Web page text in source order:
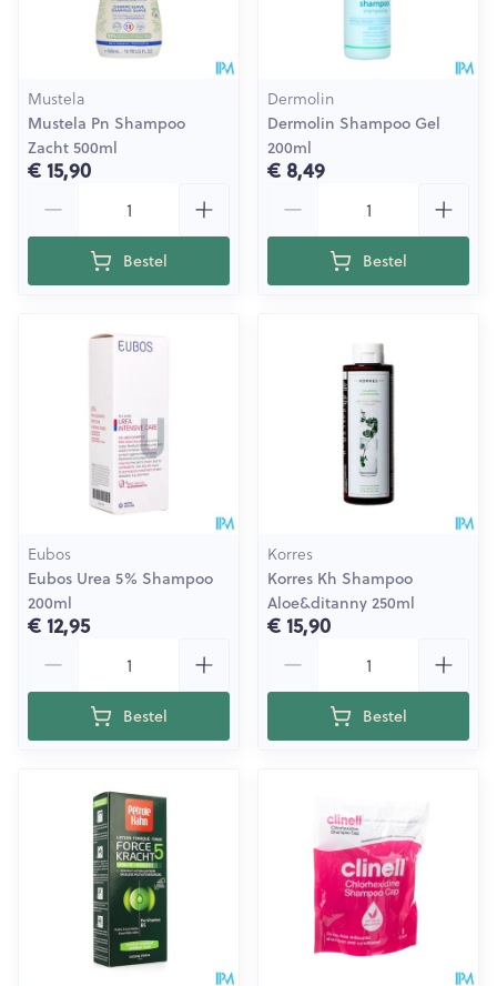
Mustela
Mustela Pn Shampoo
Zacht 500ml
€ 15,90
Bestel
Dermolin
Dermolin Shampoo Gel
200ml
€ 8,49
Bestel
Eubos
Eubos Urea 5% Shampoo
200ml
€ 12,95
Bestel
Korres
Korres Kh Shampoo
Aloe&ditanny 250ml
€ 15,90
Bestel